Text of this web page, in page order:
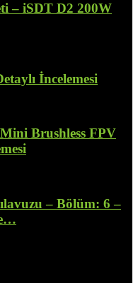
– iSDT D2 200W
İncelemesi
Brushless FPV
– Bölüm: 6 –